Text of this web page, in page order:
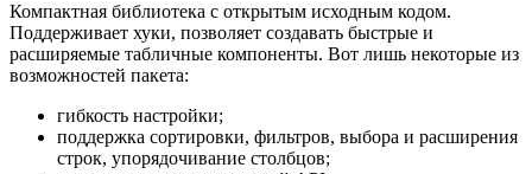
Компактная библиотека с открытым исходным кодом.
Поддерживает хуки, позволяет создавать быстрые и
расширяемые табличные компоненты. Вот лишь некоторые из
возможностей пакета:
гибкость настройки;
поддержка сортировки, фильтров, выбора и расширения
строк, упорядочивание столбцов;